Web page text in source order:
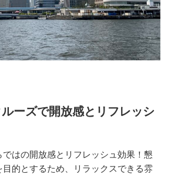
ーズで開放感とリフレッシ
はの開放感とリフレッシュ効果！懇
的とするため、リラックスできる雰